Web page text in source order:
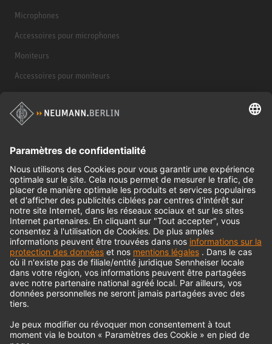
Microphones
Accessoires pour microphones
Moniteurs
Accessoires pour moniteurs
Produits historiques
© 2018 - 2026Georg Neumann GmbH
Impression
Politique de confidentialité